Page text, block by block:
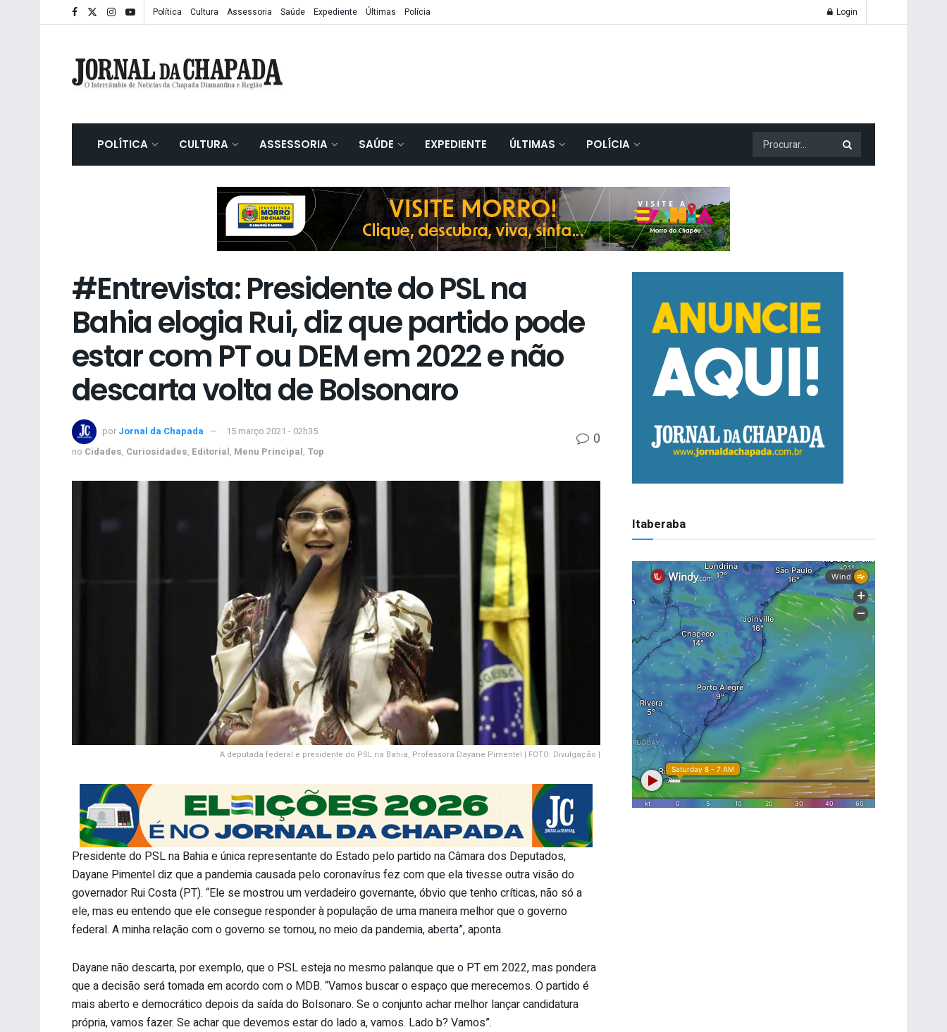
Política Cultura Assessoria Saúde Expediente Últimas Polícia Login
POLÍTICA CULTURA ASSESSORIA SAÚDE EXPEDIENTE ÚLTIMAS POLÍCIA
#Entrevista: Presidente do PSL na
Bahia elogia Rui, diz que partido pode
estar com PT ou DEM em 2022 e não
descarta volta de Bolsonaro
por Jornal da Chapada
15 março 2021 - 02h35
no Cidades, Curiosidades, Editorial, Menu Principal, Top
0
A deputada federal e presidente do PSL na Bahia, Professora Dayane Pimentel | FOTO: Divulgação |
Presidente do PSL na Bahia e única representante do Estado pelo partido na Câmara dos Deputados,
Dayane Pimentel diz que a pandemia causada pelo coronavírus fez com que ela tivesse outra visão do
governador Rui Costa (PT). “Ele se mostrou um verdadeiro governante, óbvio que tenho críticas, não só a
ele, mas eu entendo que ele consegue responder à população de uma maneira melhor que o governo
federal. A minha relação com o governo se tornou, no meio da pandemia, aberta”, aponta.
Dayane não descarta, por exemplo, que o PSL esteja no mesmo palanque que o PT em 2022, mas pondera
que a decisão será tomada em acordo com o MDB. “Vamos buscar o espaço que merecemos. O partido é
mais aberto e democrático depois da saída do Bolsonaro. Se o conjunto achar melhor lançar candidatura
própria, vamos fazer. Se achar que devemos estar do lado a, vamos. Lado b? Vamos”.
Itaberaba